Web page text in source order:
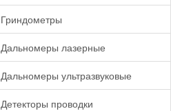
Гриндометры
Дальномеры лазерные
Дальномеры ультразвуковые
Детекторы проводки